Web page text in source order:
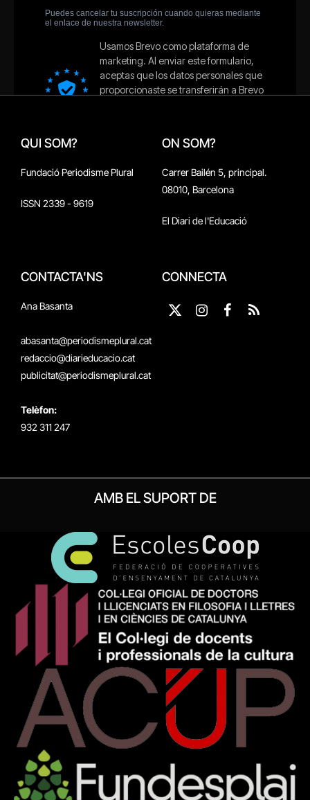
QUI SOM?
Fundació Periodisme Plural
ISSN 2339 - 9619
ON SOM?
Carrer Bailén 5, principal.
08010, Barcelona
El Diari de l'Educació
CONTACTA'NS
Ana Basanta
abasanta@periodismeplural.cat
redaccio@diarieducacio.cat
publicitat@periodismeplural.cat
Telèfon:
932 311 247
CONNECTA
X
Instagram
Facebook
RSS
AMB EL SUPORT DE